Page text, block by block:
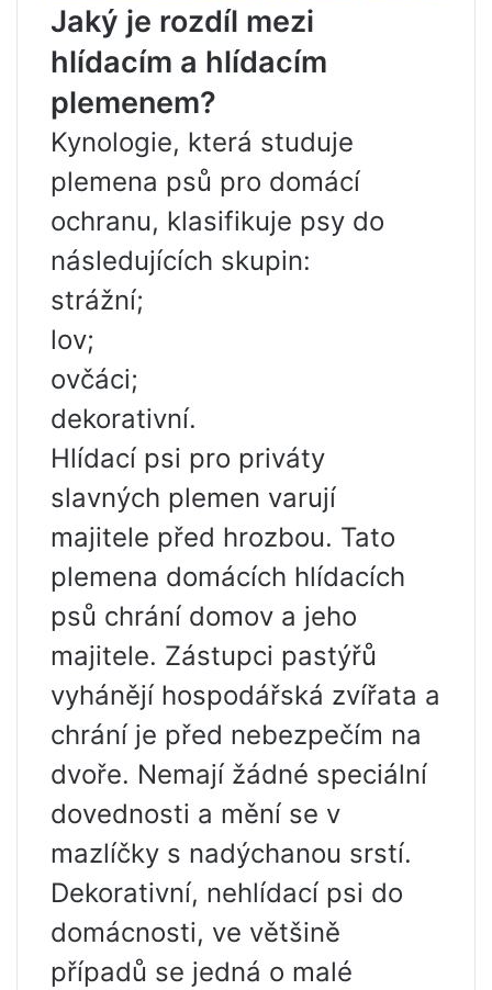
Jaký je rozdíl mezi
hlídacím a hlídacím
plemenem?
Kynologie, která studuje
plemena psů pro domácí
ochranu, klasifikuje psy do
následujících skupin:
strážní;
lov;
ovčáci;
dekorativní.
Hlídací psi pro priváty
slavných plemen varují
majitele před hrozbou. Tato
plemena domácích hlídacích
psů chrání domov a jeho
majitele. Zástupci pastýřů
vyhánějí hospodářská zvířata a
chrání je před nebezpečím na
dvoře. Nemají žádné speciální
dovednosti a mění se v
mazlíčky s nadýchanou srstí.
Dekorativní, nehlídací psi do
domácnosti, ve většině
případů se jedná o malé